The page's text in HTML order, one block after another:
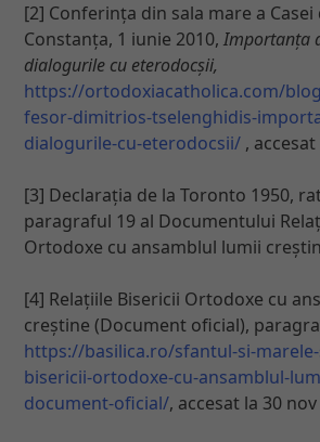
[2] Conferința din sala mare a
Constanța, 1 iunie 2010, Importanța
dialogurile cu eterodocșii,
https://ortodoxiacatholica.com/
fesor-dimitrios-tselenghidis-
dialogurile-cu-eterodocsii/ ,
[3] Declarația de la Toronto 1950,
paragraful 19 al Documentului
Ortodoxe cu ansamblul lumii
[4] Relațiile Bisericii Ortodoxe cu
creștine (Document oficial),
https://basilica.ro/sfantul-si-
bisericii-ortodoxe-cu-ansamblul-
document-oficial/, accesat la 30